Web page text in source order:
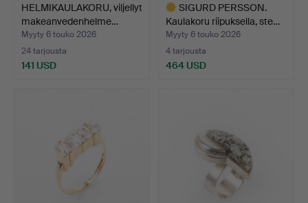
HELMIKAULAKORU, viljellyt
makeanvedenhelme…
Myyty 6 touko 2026
24 tarjousta
141 USD
SIGURD PERSSON.
Kaulakoru riipuksella, ste…
Myyty 6 touko 2026
4 tarjousta
464 USD